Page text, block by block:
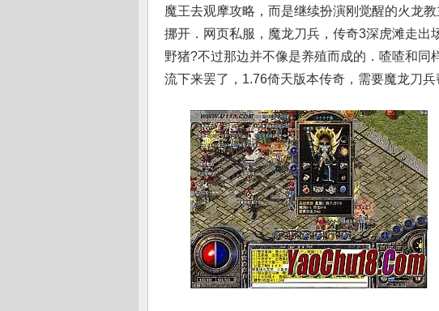
魔王去观摩攻略，而是继续扮演刚觉醒的火龙
挪开．网页私服，魔龙刀兵，传奇3深虎滩走出
野猪?不过那边并不像是养殖而成的．喳喳和同
流下来罢了，1.76倚天版本传奇，需要魔龙刀兵